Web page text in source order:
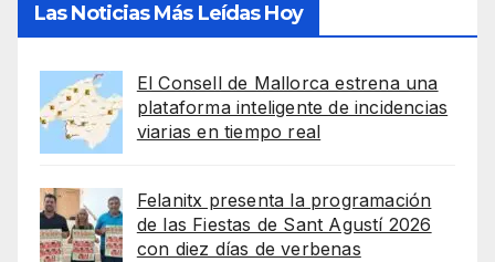
Las Noticias Más Leídas Hoy
El Consell de Mallorca estrena una
plataforma inteligente de incidencias
viarias en tiempo real
Felanitx presenta la programación
de las Fiestas de Sant Agustí 2026
con diez días de verbenas